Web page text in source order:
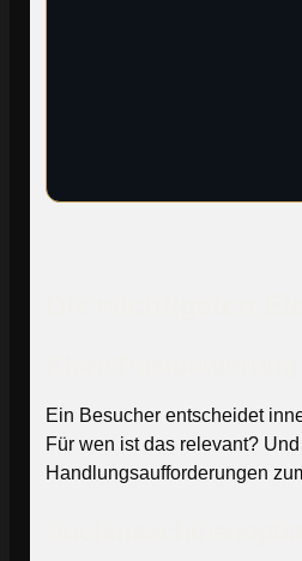
Ein Besucher entscheidet
Für wen ist das relevant?
Handlungsaufforderungen